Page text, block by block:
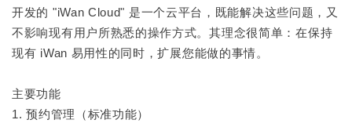
开发的 "iWan Cloud" 是一个云平台，既能解决这些问题，又
不影响现有用户所熟悉的操作方式。其理念很简单：在保持
现有 iWan 易用性的同时，扩展您能做的事情。
主要功能
1. 预约管理（标准功能）